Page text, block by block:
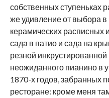
собственных ступеньках
же удивление от выбора в
керамических расписных
сада в патио и сада на
резной
неожиданного пианино в
1870-х годов, забранных
ресторане: кроме меня